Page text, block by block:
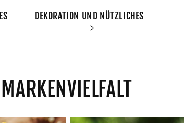
DEKORATION UND NÜTZLICHES